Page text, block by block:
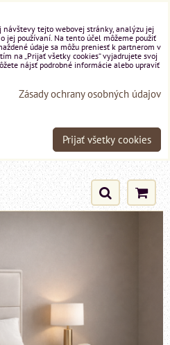
návštevy tejto webovej stránky, analýzu jej
jej používaní. Na tento účel môžeme použiť
údaje sa môžu preniesť k partnerom v
na „Prijať všetky cookies“ vyjadrujete svoj
nájsť podrobné informácie alebo upraviť
Zásady ochrany osobných údajov
Prijať všetky cookies